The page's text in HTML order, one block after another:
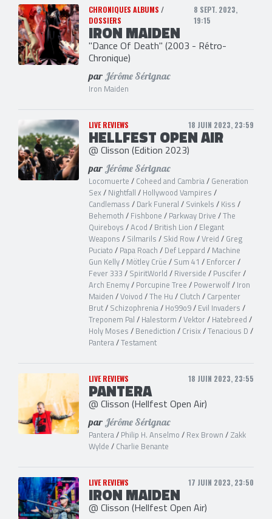
CHRONIQUES ALBUMS /
DOSSIERS
8 SEPT. 2023,
19:15
IRON MAIDEN
"Dance Of Death" (2003 - Rétro-
Chronique)
par Jérôme Sérignac
Iron Maiden
LIVE REVIEWS 18 JUIN 2023, 23:59
HELLFEST OPEN AIR
@ Clisson (Edition 2023)
par Jérôme Sérignac
Locomuerte / Coheed and Cambria/ Generation
Sex / Nightfall / Hollywood Vampires /
Candlemass / Dark Funeral / Svinkels / Kiss /
Behemoth / Fishbone / Parkway Drive /The
Quireboys /Acod / British Lion / Elegant
Weapons / Silmarils / Skid Row/Vreid / Greg
Puciato / Papa Roach / Def Leppard / Machine
Gun Kelly/ Mötley Crüe / Sum 41 / Enforcer/
Fever 333 / SpiritWorld / Riverside / Puscifer/
Arch Enemy/ Porcupine Tree / Powerwolf/ Iron
Maiden /Voivod /The Hu / Clutch / Carpenter
Brut/ Schizophrenia/ Ho99o9/ Evil Invaders /
Treponem Pal / Halestorm /Vektor/ Hatebreed /
Holy Moses / Benediction / Crisix /Tenacious D /
Pantera/Testament
LIVE REVIEWS 18 JUIN 2023, 23:55
PANTERA
@ Clisson (Hellfest Open Air)
par Jérôme Sérignac
Pantera/ Philip H. Anselmo / Rex Brown / Zakk
Wylde / Charlie Benante
LIVE REVIEWS 17 JUIN 2023, 23:50
IRON MAIDEN
@ Clisson (Hellfest Open Air)